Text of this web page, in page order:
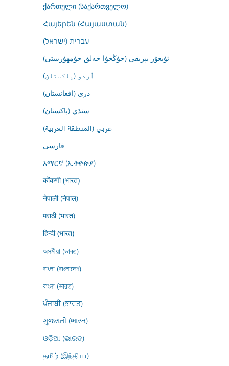
ქართული (საქართველო)
Հայերեն (Հայաստան)
עברית (ישראל)
ئۇيغۇر يېزىقى (جۇڭخۇا خەلق جۇمھۇرىيىتى)
اُردو (پاکستان)
درى (افغانستان)
سنڌي (پاکستان)
عربي (المنطقة العربية)
فارسى
አማርኛ (ኢትዮጵያ)
कोंकणी (भारत)
नेपाली (नेपाल)
मराठी (भारत)
हिन्दी (भारत)
অসমীয়া (ভাৰত)
বাংলা (বাংলাদেশ)
বাংলা (ভারত)
ਪੰਜਾਬੀ (ਭਾਰਤ)
ગુજરાતી (ભારત)
ଓଡ଼ିଆ (ଭାରତ)
தமிழ் (இந்தியா)